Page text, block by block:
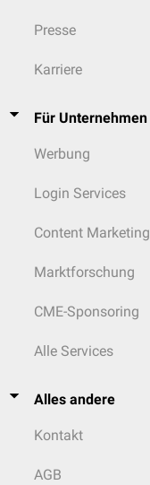
Presse
Karriere
Für Unternehmen
Werbung
Login Services
Content Marketing
Marktforschung
CME-Sponsoring
Alle Services
Alles andere
Kontakt
AGB